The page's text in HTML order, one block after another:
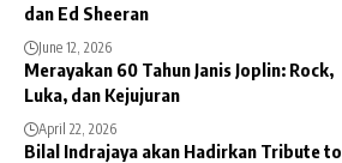
dan Ed Sheeran
June 12, 2026
Merayakan 60 Tahun Janis Joplin: Rock,
Luka, dan Kejujuran
April 22, 2026
Bilal Indrajaya akan Hadirkan Tribute to